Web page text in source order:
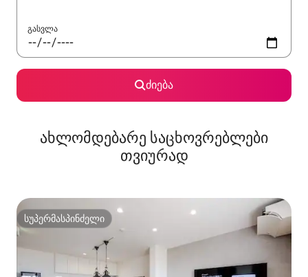
გასვლა
ძიება
ახლომდებარე საცხოვრებლები
თვიურად
სუპერმასპინძელი
სუპერმასპინძელი